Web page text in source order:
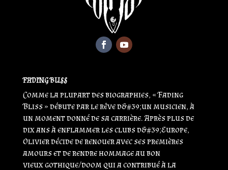
FADING BLISS
Comme la plupart des biographies, « Fading
Bliss » débute par le rêve d&#39;un musicien, à
un moment donné de sa carrière. Après plus de
dix ans à enflammer les clubs d&#39;Europe,
Olivier décide de renouer avec ses premières
amours et de rendre hommage au bon
vieux gothique/doom qui a contribué à la